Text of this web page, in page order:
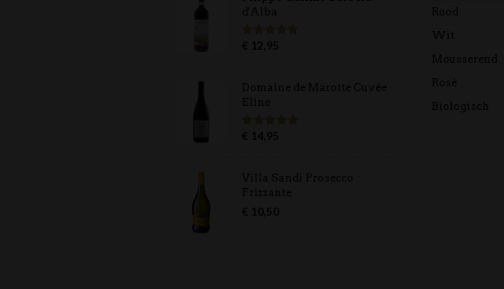
d'Alba
Gewaardeerd
€ 12,95
Domaine de Marotte Cuvée
Eline
Gewaardeerd
€ 14,95
Villa Sandi Prosecco
Frizzante
€ 10,50
Rood
Wit
Mousserend
Rosé
Biologisch